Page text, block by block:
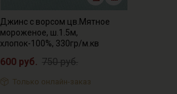
Джинс с ворсом цв.Мятное
мороженое, ш.1.5м,
хлопок-100%, 330гр/м.кв
600 руб. 750 руб.
Только онлайн-заказ